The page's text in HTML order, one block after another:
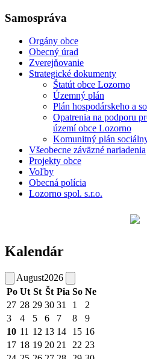
Samospráva
Orgány obce
Obecný úrad
Zverejňovanie
Strategické dokumenty
Štatút obce Lozorno
Územný plán
Plán hospodárskeho a
Opatrenia na podporu
území obce Lozorno
Komunitný plán
Všeobecne záväzné nariadenia
Projekty obce
Voľby
Obecná polícia
Lozorno spol. s.r.o.
Kalendár
August2026
Po Ut St Št Pia So Ne
27 28 29 30 31 1
2
3
4 5 6 7 8
9
10 11 12 13 14 15 16
17 18 19 20 21 22 23